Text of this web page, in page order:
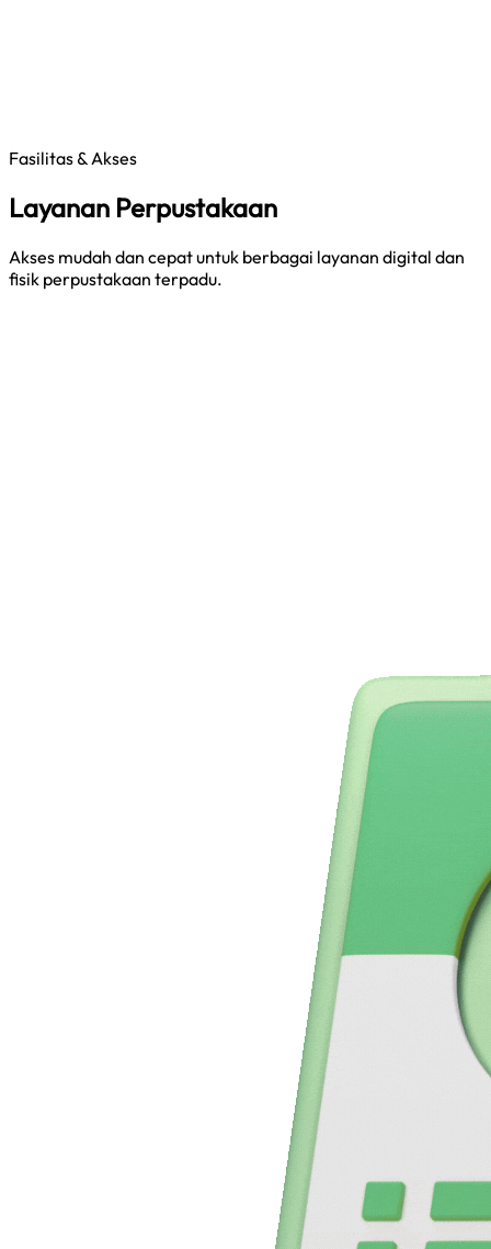
Fasilitas & Akses
Layanan Perpustakaan
Akses mudah dan cepat untuk berbagai layanan digital dan
fisik perpustakaan terpadu.